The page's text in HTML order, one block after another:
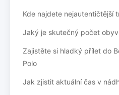
Kde najdete nejautentičtější
Jaký je skutečný počet
Zajistěte si hladký přílet do
Polo
Jak zjistit aktuální čas v